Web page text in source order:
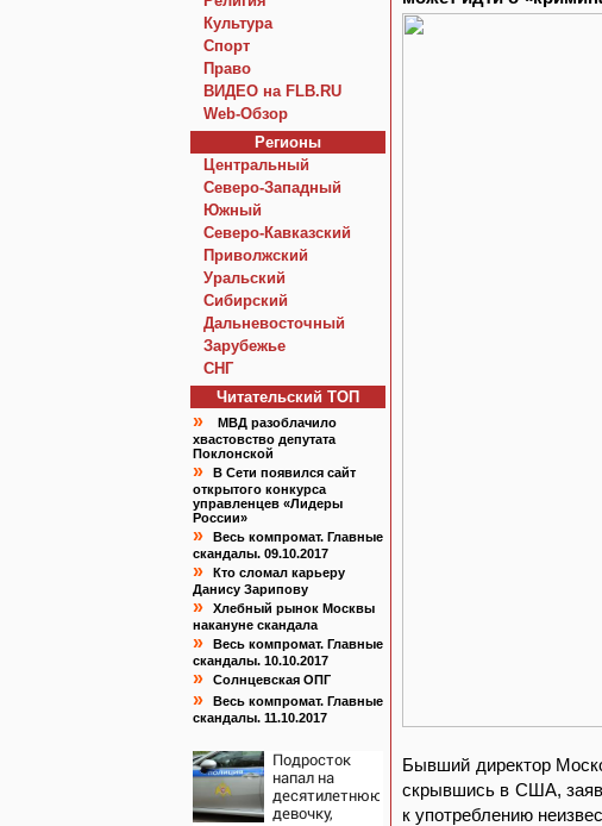
Культура
Спорт
Право
ВИДЕО на FLB.RU
Web-Обзор
Регионы
Центральный
Северо-Западный
Южный
Северо-Кавказский
Приволжский
Уральский
Сибирский
Дальневосточный
Зарубежье
СНГ
Читательский TOП
»
МВД разоблачило
хвастовство депутата
Поклонской
»
В Сети появился сайт
открытого конкурса
управленцев «Лидеры
России»
»
Весь компромат. Главные
скандалы. 09.10.2017
»
Кто сломал карьеру
Данису Зарипову
»
Хлебный рынок Москвы
накануне скандала
»
Весь компромат. Главные
скандалы. 10.10.2017
» Солнцевская ОПГ
»
Весь компромат. Главные
скандалы. 11.10.2017
Подросток
напал на
десятилетнюю
девочку,
Бывший директор
скрывшись в США,
к употреблению